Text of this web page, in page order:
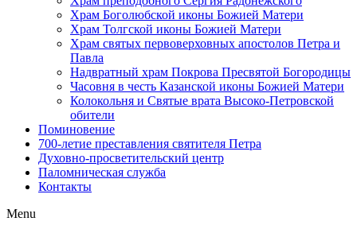
Храм Боголюбской иконы Божией Матери
Храм Толгской иконы Божией Матери
Храм святых первоверховных апостолов Петра и
Павла
Надвратный храм Покрова Пресвятой Богородицы
Часовня в честь Казанской иконы Божией Матери
Колокольня и Святые врата Высоко-Петровской
обители
Поминовение
700-летие преставления святителя Петра
Духовно-просветительский центр
Паломническая служба
Контакты
Menu